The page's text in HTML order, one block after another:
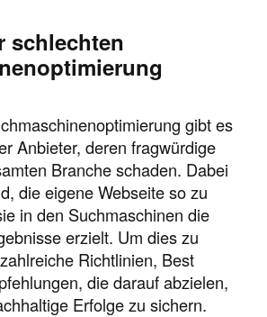
schlechten
gibt es
Anbieter, deren fragwürdige
Branche schaden. Dabei
die eigene Webseite so zu
in den Suchmaschinen die
erzielt. Um dies zu
Richtlinien, Best
die darauf abzielen,
Erfolge zu sichern.